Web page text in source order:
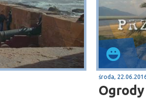
środa,